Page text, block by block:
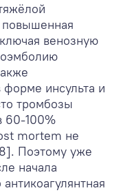
повышенная
венозную
инсульта и
тромбозы
60-100%
mortem не
Поэтому уже
начала